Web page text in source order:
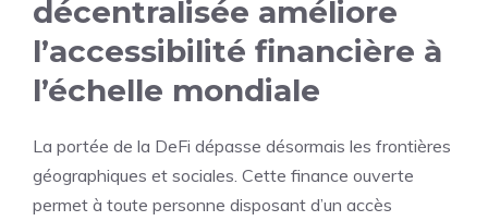
décentralisée améliore
l’accessibilité financière à
l’échelle mondiale
La portée de la DeFi dépasse désormais les frontières
géographiques et sociales. Cette finance ouverte
permet à toute personne disposant d’un accès